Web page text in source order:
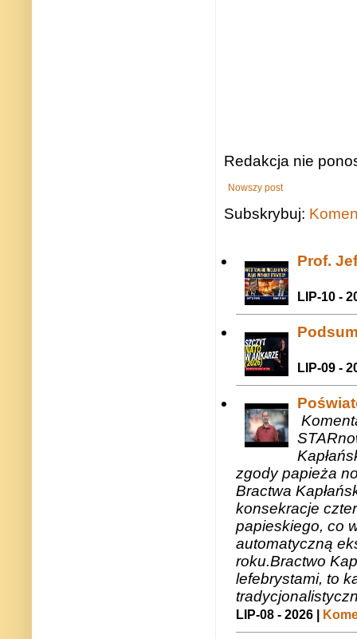
Redakcja nie
Nowszy post
Subskrybuj:
Prof.
LIP-10 -
LIP-09 -
zgody papieża
Bractwa
konsekracje
papieskiego, co
automatyczną
roku.Bractwo
lefebrystami, to
LIP-08 - 2026 |